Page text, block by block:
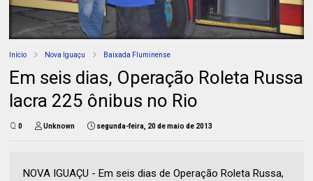
Início Nova Iguaçu Baixada Fluminense
Em seis dias, Operação Roleta Russa
lacra 225 ônibus no Rio
0 Unknown segunda-feira, 20 de maio de 2013
NOVA IGUAÇU - Em seis dias de Operação Roleta Russa,